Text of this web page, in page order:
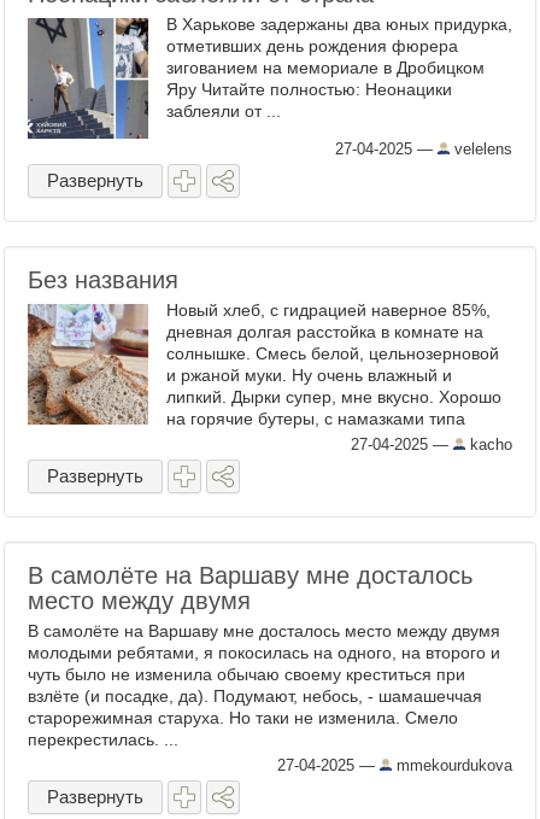
В Харькове задержаны два юных пpидуpка,
отметивших день рождения фюрера
зигованием на мемориале в Дробицком
Яру Читайте полностью: Неонацики
заблеяли от ...
27-04-2025 — velelens
Развернуть
Без названия
Новый хлеб, с гидрацией наверное 85%,
дневная долгая расстойка в комнате на
солнышке. Смесь белой, цельнозерновой
и ржаной муки. Ну очень влажный и
липкий. Дырки супер, мне вкусно. Хорошо
на горячие бутеры, с намазками типа
песто или как моя новая любовь,
магазинная баночка, свекла с ...
27-04-2025 — kacho
Развернуть
В самолёте на Варшаву мне досталось
место между двумя
В самолёте на Варшаву мне досталось место между двумя
молодыми ребятами, я покосилась на одного, на второго и
чуть было не изменила обычаю своему креститься при
взлёте (и посадке, да). Подумают, небось, - шамашеччая
старорежимная старуха. Но таки не изменила. Смело
перекрестилась. ...
27-04-2025 — mmekourdukova
Развернуть